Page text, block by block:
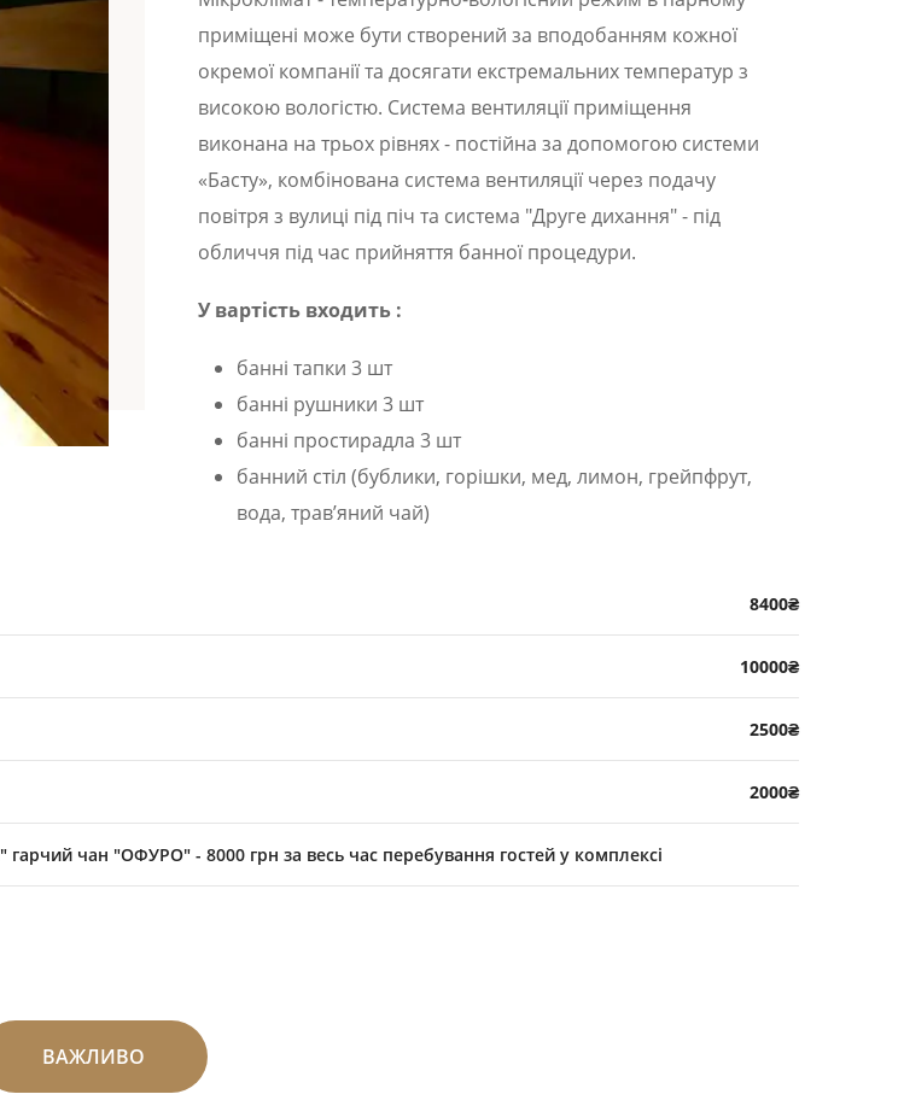
приміщені може бути створений за вподобанням кожної
окремої компанії та досягати екстремальних температур з
високою вологістю. Система вентиляції приміщення
виконана на трьох рівнях - постійна за допомогою системи
«Басту», комбінована система вентиляції через подачу
повітря з вулиці під піч та система "Друге дихання" - під
обличчя під час прийняття банної процедури.
У вартість входить :
банні тапки 3 шт
банні рушники 3 шт
банні простирадла 3 шт
банний стіл (бублики, горішки, мед, лимон, грейпфрут,
вода, травʼяний чай)
8400₴
10000₴
2500₴
2000₴
чан "ОФУРО" - 8000 грн за весь час перебування гостей у комплексі
ВАЖЛИВО